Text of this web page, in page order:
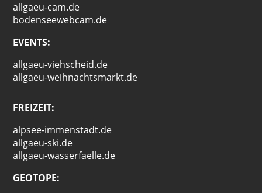
allgaeu-cam.de
bodenseewebcam.de
EVENTS:
allgaeu-viehscheid.de
allgaeu-weihnachtsmarkt.de
FREIZEIT:
alpsee-immenstadt.de
allgaeu-ski.de
allgaeu-wasserfaelle.de
GEOTOPE: